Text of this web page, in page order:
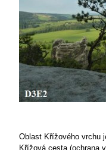
Oblast Křížového vrchu
Křížová cesta (ochrana